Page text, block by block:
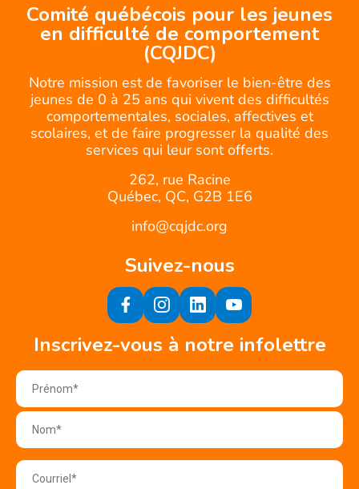
Comité québécois pour les jeunes
en difficulté de comportement
(CQJDC)
Notre mission est de favoriser le bien-être des
jeunes de 0 à 25 ans qui vivent des difficultés
comportementales, sociales, affectives et
scolaires, et de faire progresser la qualité des
services qui leur sont offerts.
262, rue Racine
Québec, QC, G2B 1E6
info@cqjdc.org
Suivez-nous
Inscrivez-vous à notre infolettre